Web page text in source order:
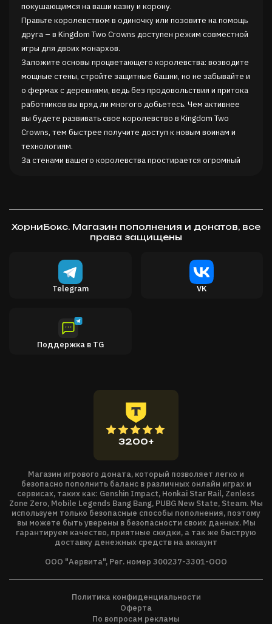
покушающимся на ваши казну и корону.
Правьте королевством в одиночку или позовите на помощь
друга – в Kingdom Two Crowns доступен режим совместной
игры для двоих монархов.
Заложите основы процветающего королевства: возводите
мощные стены, стройте защитные башни, но не забывайте и
о фермах с деревнями, ведь без продовольствия и притока
работников вы вряд ли многого добьетесь. Чем активнее
вы будете развивать свое королевство в Kingdom Two
Crowns, тем быстрее получите доступ к новым воинам и
технологиям.
За стенами вашего королевства простирается огромный
мифологические чудовища прилагаются!
Когда на ваше королевство опускается ночь, приходят они
– орды Жадности. Созывайте лучников и пехотинцев,
расставляйте осадные орудия, воодушевляйте воинов и
сами собирайтесь с духом – ведь каждую ночь вам
отразить набегающие волны врагов.
Любой монарх знает, что лучшая война – та, что идет на
Приобретя Kingdom Two Crowns, вы получите доступ не
только к основной игре, но и к нескольким бесплатным
воином (или даже воительницей), заручитесь поддержкой
ниндзя, командуйте войсками, оседлав настоящего цилиня,
и напишите новый «Трактат о стратегии», пока будете
выбивать отряды Жадности из бамбуковых рощ.
Dead Lands : добро пожаловать в темное королевство.
этот мир прямиком из готической «метроидвании»
Bloodstained.
Challenge Islands: полностью соответствуя своему
названию, это дополнение не позволит расслабиться и
заскучать даже самым опытным монархам, прошедшим
ХорниБокс. Магазин пополнения и донатов, все
права защищены
Магазин игрового доната, который позволяет легко и
безопасно пополнить баланс в различных онлайн играх и
сервисах, таких как: Genshin Impact, Honkai Star Rail, Zenless
Zone Zero, Mobile Legends Bang Bang, PUBG New State, Steam. Мы
используем только безопасные способы пополнения, поэтому
вы можете быть уверены в безопасности своих данных. Мы
гарантируем качество, приятные скидки, а так же быструю
доставку денежных средств на аккаунт
ООО "Аервита", Рег. номер 300237-3301-ООО
3200+
Telegram VK
Поддержка в TG
Политика конфиденциальности
Оферта
По вопросам рекламы